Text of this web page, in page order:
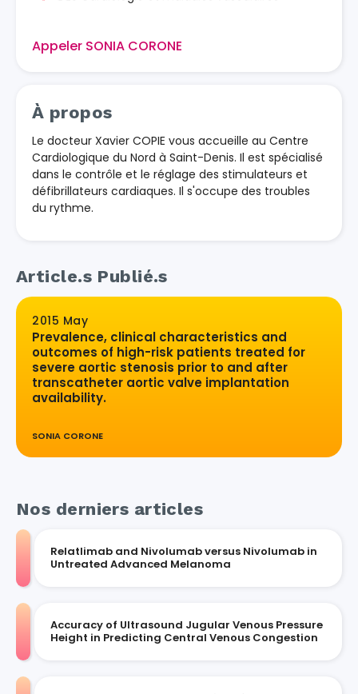
Appeler SONIA CORONE
À propos
Le docteur Xavier COPIE vous accueille au Centre
Cardiologique du Nord à Saint-Denis. Il est spécialisé
dans le contrôle et le réglage des stimulateurs et
défibrillateurs cardiaques. Il s'occupe des troubles
du rythme.
Article.s Publié.s
2015 May
Prevalence, clinical characteristics and
outcomes of high-risk patients treated for
severe aortic stenosis prior to and after
transcatheter aortic valve implantation
availability.
SONIA CORONE
Nos derniers articles
Relatlimab and Nivolumab versus Nivolumab in
Untreated Advanced Melanoma
Accuracy of Ultrasound Jugular Venous Pressure
Height in Predicting Central Venous Congestion